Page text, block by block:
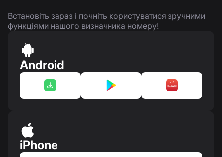
Встановіть зараз і почніть користуватися зручними
функціями нашого визначника номеру!
Android
iPhone